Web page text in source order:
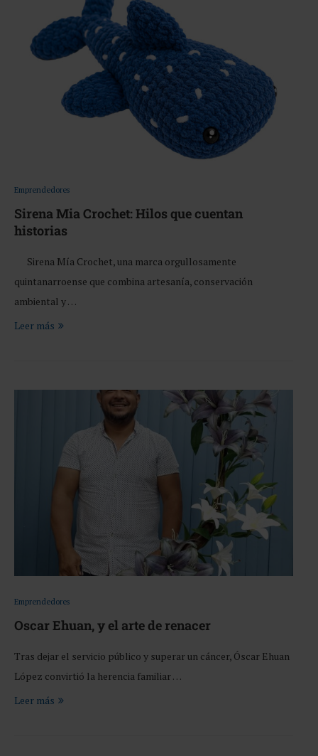
Emprendedores
Sirena Mia Crochet: Hilos que cuentan
historias
Sirena Mía Crochet, una marca orgullosamente
quintanarroense que combina artesanía, conservación
ambiental y …
Leer más
Emprendedores
Oscar Ehuan, y el arte de renacer
Tras dejar el servicio público y superar un cáncer, Óscar Ehuan
López convirtió la herencia familiar …
Leer más